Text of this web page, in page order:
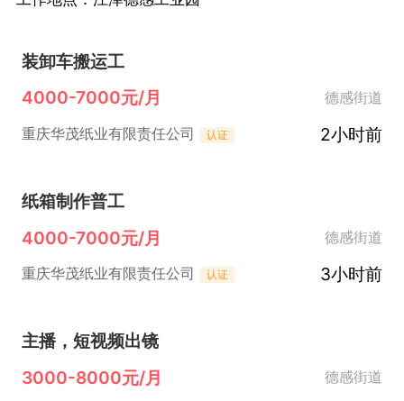
装卸车搬运工
4000-7000元/月
德感街道
重庆华茂纸业有限责任公司 认证 2小时前
纸箱制作普工
4000-7000元/月
德感街道
重庆华茂纸业有限责任公司 认证 3小时前
主播，短视频出镜
3000-8000元/月
德感街道